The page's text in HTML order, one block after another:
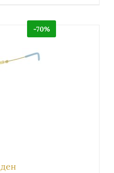
-70%
денCurrent